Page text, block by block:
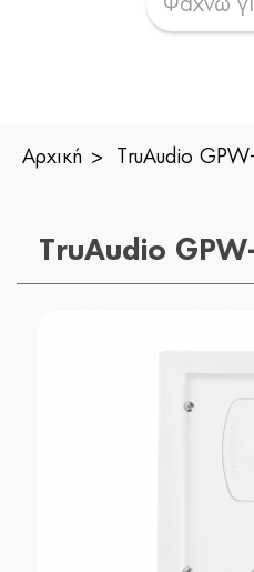
Αρχική TruAudio
TruAudio